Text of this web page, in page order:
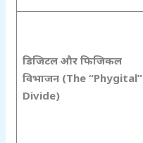
डिजिटल और फिजिकल
विभाजन (The “Phygital”
Divide)